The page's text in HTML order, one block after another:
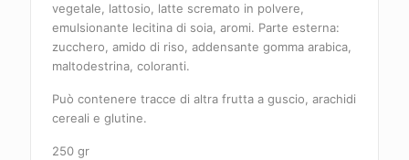
vegetale, lattosio, latte scremato in polvere,
emulsionante lecitina di soia, aromi. Parte esterna:
zucchero, amido di riso, addensante gomma arabica,
maltodestrina, coloranti.
Può contenere tracce di altra frutta a guscio, arachidi
cereali e glutine.
250 gr